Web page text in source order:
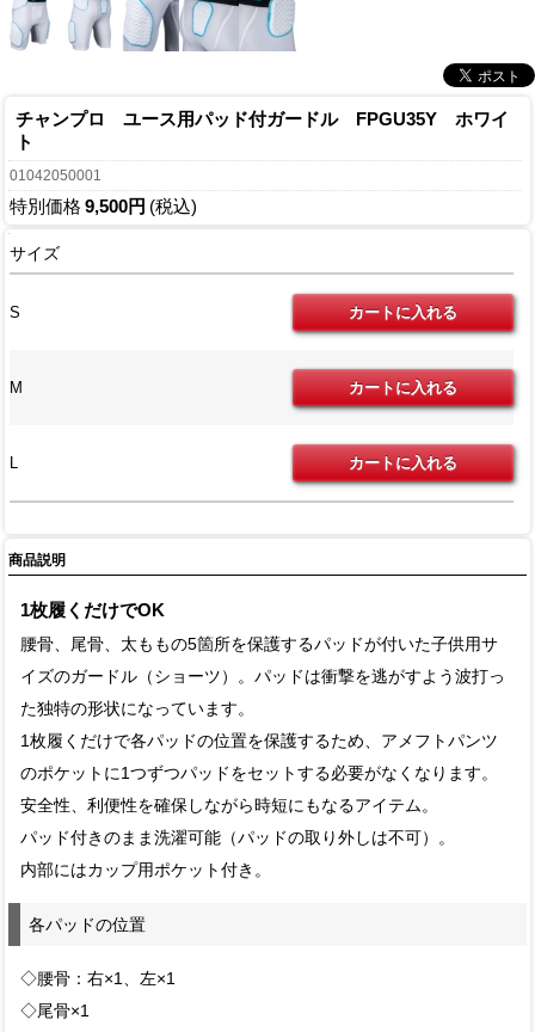
チャンプロ ユース用パッド付ガードル FPGU35Y ホワイ
ト
01042050001
特別価格 9,500円 (税込)
サイズ
S
M
L
商品説明
1枚履くだけでOK
腰骨、尾骨、太ももの5箇所を保護するパッドが付いた子供用サ
イズのガードル（ショーツ）。パッドは衝撃を逃がすよう波打っ
た独特の形状になっています。
1枚履くだけで各パッドの位置を保護するため、アメフトパンツ
のポケットに1つずつパッドをセットする必要がなくなります。
安全性、利便性を確保しながら時短にもなるアイテム。
パッド付きのまま洗濯可能（パッドの取り外しは不可）。
内部にはカップ用ポケット付き。
各パッドの位置
◇腰骨：右×1、左×1
◇尾骨×1